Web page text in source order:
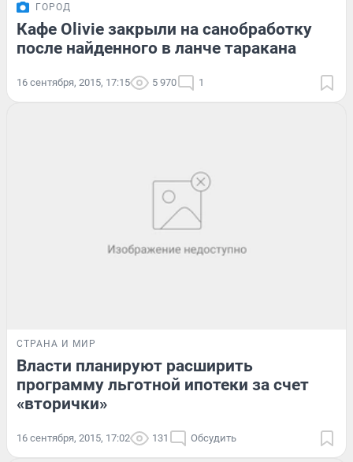
ГОРОД
Кафе Olivie закрыли на санобработку
после найденного в ланче таракана
16 сентября, 2015, 17:15 5 970 1
СТРАНА И МИР
Власти планируют расширить
программу льготной ипотеки за счет
«вторички»
16 сентября, 2015, 17:02 131 Обсудить